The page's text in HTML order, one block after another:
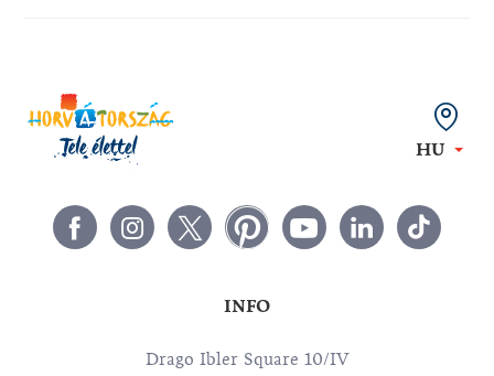
HU
INFO
Drago Ibler Square 10/IV